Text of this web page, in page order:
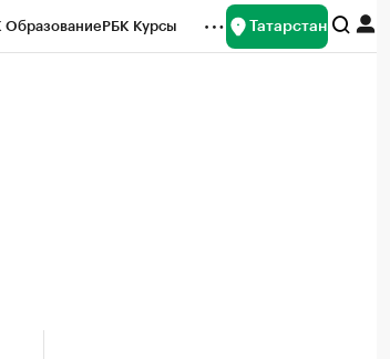
ОбразованиеРБК Курсы Татарстан